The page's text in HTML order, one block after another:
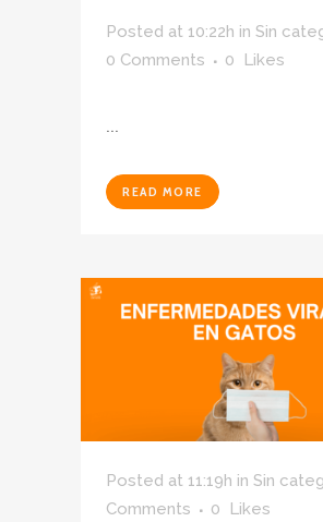
Posted at 10:22h in Sin
0 Comments
0 Likes
...
READ MORE
Posted at 11:19h in Sin
Comments
0 Likes